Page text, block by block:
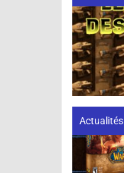
Actualités